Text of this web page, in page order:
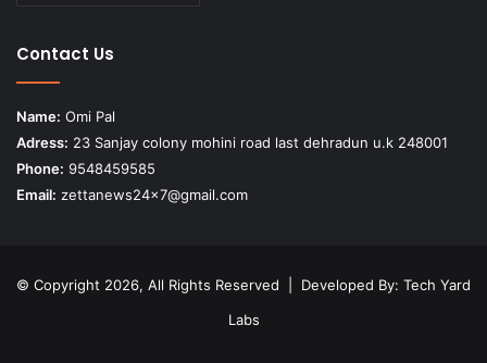
Contact Us
Name: Omi Pal
Adress: 23 Sanjay colony mohini road last dehradun u.k 248001
Phone: 9548459585
Email: zettanews24x7@gmail.com
© Copyright 2026, All Rights Reserved | Developed By: Tech Yard
Labs